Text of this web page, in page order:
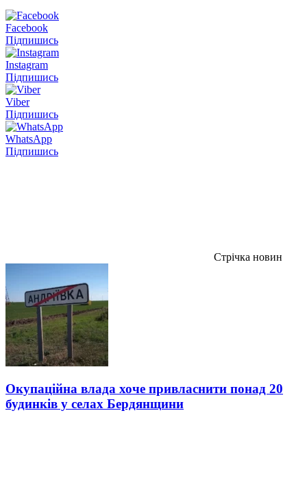
Facebook
Підпишись
Instagram
Підпишись
Viber
Підпишись
WhatsApp
Підпишись
Стрічка новин
Окупаційна влада хоче привласнити понад 20
будинків у селах Бердянщини